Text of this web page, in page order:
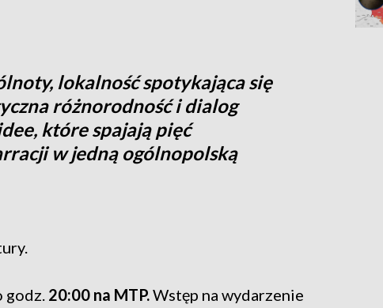
lokalność spotykająca się
różnorodność i dialog
które spajają pięć
w jedną ogólnopolską
godz. 20:00 na MTP.Wstęp na wydarzenie